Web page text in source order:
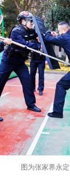
图为张家界永